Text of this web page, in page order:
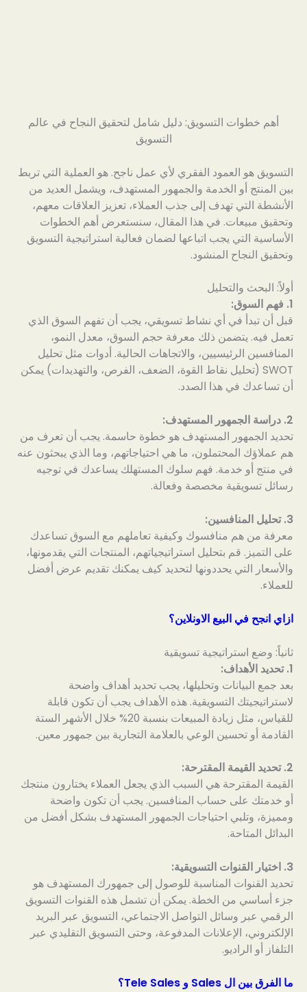
أهم خطوات التسويق: دليل شامل لتحقيق النجاح في عالم
التسويق
التسويق هو العمود الفقري لأي عمل ناجح. هو العملية التي تربط
بين المنتج أو الخدمة والجمهور المستهدف، ويشمل العديد من
الأنشطة التي تهدف إلى جذب العملاء، تعزيز العلاقات معهم،
وتحقيق مبيعات. في هذا المقال، سنستعرض أهم الخطوات
الأساسية التي يجب اتباعها لضمان فعالية استراتيجية التسويق
وتحقيق النجاح المنشود.
أولاً: البحث والتحليل
1. فهم السوق:
قبل أن تبدأ في أي نشاط تسويقي، يجب أن تفهم السوق الذي
تعمل فيه. يتضمن ذلك معرفة حجم السوق، معدل النمو،
المنافسين الرئيسيين، والاتجاهات الحالية. أدوات مثل تحليل
SWOT (تحليل نقاط القوة، الضعف، الفرص، والتهديدات) يمكن
أن تساعدك في هذا الصدد.
2. دراسة الجمهور المستهدف:
تحديد الجمهور المستهدف هو خطوة حاسمة. يجب أن تعرف من
هم عملاؤك المحتملون، ما هي احتياجاتهم، وما الذي يبحثون عنه
في منتج أو خدمة. فهم سلوك المستهلك يساعدك في توجيه
رسائل تسويقية مخصصة وفعالة.
3. تحليل المنافسين:
معرفة من هم منافسوك وكيفية تعاملهم مع السوق تساعدك
على التميز. قم بتحليل استراتيجياتهم، المنتجات التي يقدمونها،
والأسعار التي يحددونها لتحديد كيف يمكنك تقديم عرض أفضل
للعملاء.
ازاي انجح في البيع الاونلاين؟
ثانياً: وضع استراتيجية تسويقية
1. تحديد الأهداف:
بعد جمع البيانات وتحليلها، يجب تحديد أهداف واضحة
لاستراتيجيتك التسويقية. هذه الأهداف يجب أن تكون قابلة
للقياس، مثل زيادة المبيعات بنسبة 20% خلال الأشهر الستة
القادمة أو تحسين الوعي بالعلامة التجارية بين جمهور معين.
2. تحديد القيمة المقترحة:
القيمة المقترحة هي السبب الذي يجعل العملاء يختارون منتجك
أو خدمتك على حساب المنافسين. يجب أن تكون واضحة
ومميزة، وتلبي احتياجات الجمهور المستهدف بشكل أفضل من
البدائل المتاحة.
3. اختيار القنوات التسويقية:
تحديد القنوات المناسبة للوصول إلى جمهورك المستهدف هو
جزء أساسي من الخطة. يمكن أن تشمل هذه القنوات التسويق
الرقمي عبر وسائل التواصل الاجتماعي، التسويق عبر البريد
الإلكتروني، الإعلانات المدفوعة، وحتى التسويق التقليدي عبر
التلفاز أو الراديو.
ما الفرق بين ال Sales و Tele Sales؟